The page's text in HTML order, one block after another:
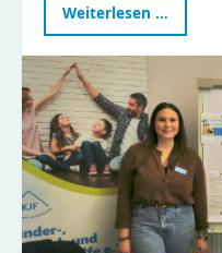
Weiterlesen …
zur
Esche